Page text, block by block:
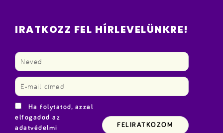
IRATKOZZ FEL HÍRLEVELÜNKRE!
Ha folytatod, azzal
elfogadod az
adatvédelmi